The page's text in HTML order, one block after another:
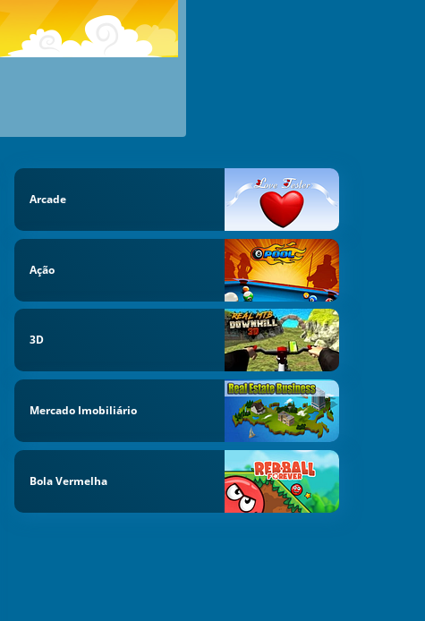
Arcade
Ação
3D
Mercado Imobiliário
Bola Vermelha